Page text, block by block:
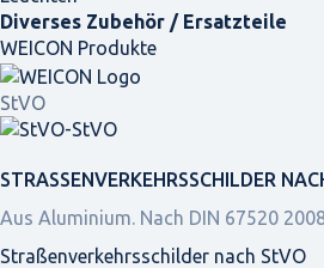
Diverses Zubehör / Ersatzteile
WEICON Produkte
StVO
STRASSEN­VERKEHRS­SCHILDER
Aus Aluminium. Nach DIN 67520
Straßen­verkehrs­schilder nach StVO